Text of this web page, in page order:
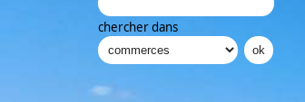
chercher dans